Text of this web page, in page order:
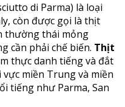
di Parma) là loại
còn được gọi là thịt
thường thái mỏng
cần phải chế biến. Thịt
thực danh tiếng và đắt
miền Trung và miền
tiếng như Parma, San